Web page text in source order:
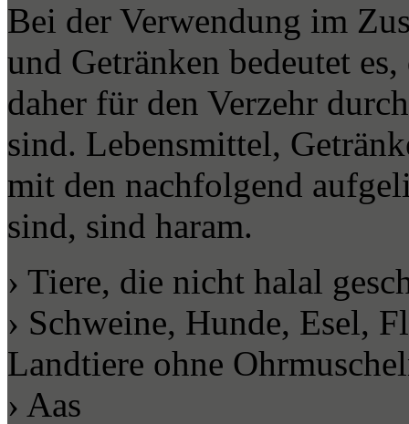
Bei der Verwendung im
und Getränken bedeutet
daher für den Verzehr
sind. Lebensmittel,
mit den nachfolgend
sind, sind haram.
› Tiere, die nicht halal
› Schweine, Hunde, Esel,
Landtiere ohne
› Aas